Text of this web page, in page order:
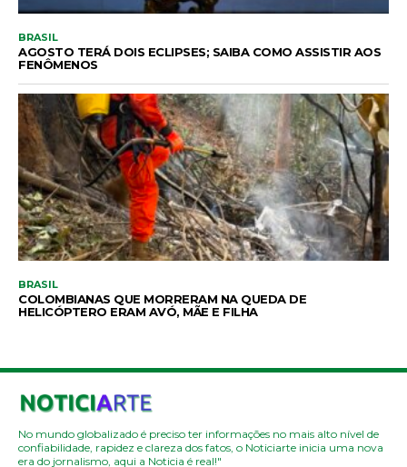
BRASIL
AGOSTO TERÁ DOIS ECLIPSES; SAIBA COMO ASSISTIR AOS
FENÔMENOS
BRASIL
COLOMBIANAS QUE MORRERAM NA QUEDA DE
HELICÓPTERO ERAM AVÓ, MÃE E FILHA
No mundo globalizado é preciso ter informações no mais alto nível de
confiabilidade, rapidez e clareza dos fatos, o Noticiarte inicia uma nova
era do jornalismo, aqui a Noticia é real!"